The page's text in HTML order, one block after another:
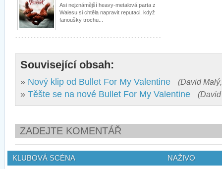
Asi nejznámější heavy-metalová parta z
Walesu si chtěla napravit reputaci, když
fanoušky trochu...
Související obsah:
» Nový klip od Bullet For My Valentine (David
» Těšte se na nové Bullet For My Valentine
ZADEJTE KOMENTÁŘ
KLUBOVÁ SCÉNA NAŽIVO